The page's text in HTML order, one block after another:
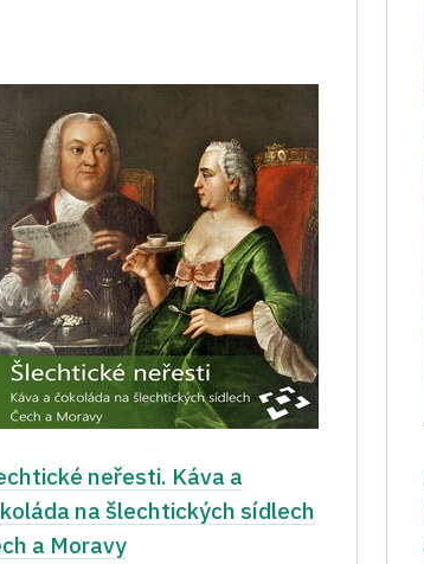
neřesti. Káva a
na šlechtických sídlech
a Moravy